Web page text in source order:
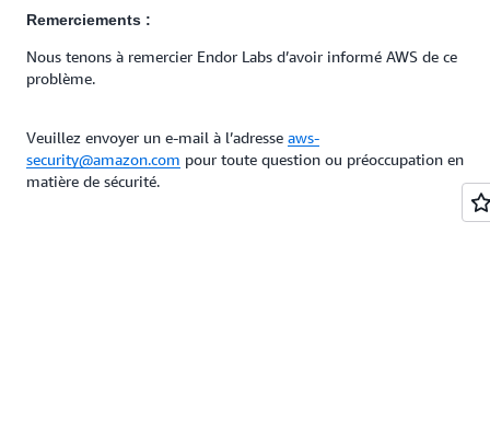
Remerciements :
Nous tenons à remercier Endor Labs d’avoir informé AWS de ce
problème.
Veuillez envoyer un e-mail à l’adresse aws-
security@amazon.com pour toute question ou préoccupation en
matière de sécurité.